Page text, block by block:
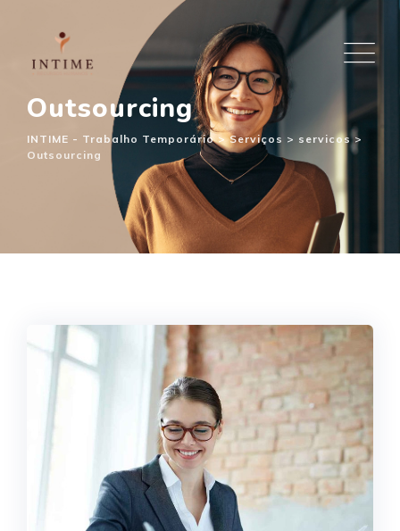
Outsourcing
INTIME - Trabalho Temporário>Serviços > servicos>
Outsourcing